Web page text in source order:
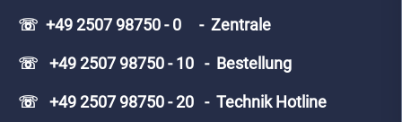
☏ +49 2507 98750 - 0 - Zentrale
☏ +49 2507 98750 - 10 - Bestellung
☏ +49 2507 98750 - 20 - Technik Hotline